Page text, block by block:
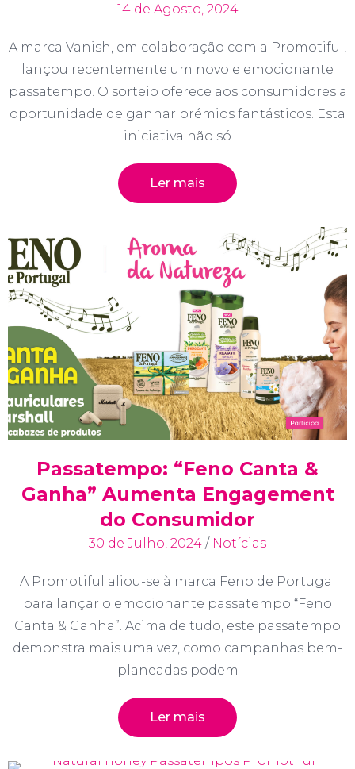
14 de Agosto, 2024
A marca Vanish, em colaboração com a Promotiful,
lançou recentemente um novo e emocionante
passatempo. O sorteio oferece aos consumidores a
oportunidade de ganhar prémios fantásticos. Esta
iniciativa não só
Ler mais
Passatempo: “Feno Canta &
Ganha” Aumenta Engagement
do Consumidor
30 de Julho, 2024 / Notícias
A Promotiful aliou-se à marca Feno de Portugal
para lançar o emocionante passatempo “Feno
Canta & Ganha”. Acima de tudo, este passatempo
demonstra mais uma vez, como campanhas bem-
planeadas podem
Ler mais